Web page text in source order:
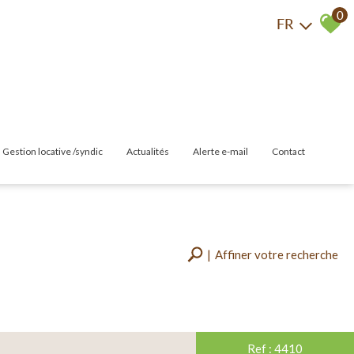
FR 0
gestion locative /syndic actualités alerte e-mail contact
Affiner votre recherche
Ref : 4410